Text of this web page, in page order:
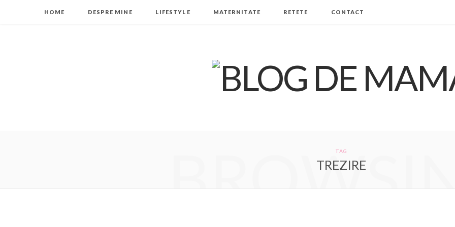
HOME DESPRE MINE LIFESTYLE MATERNITATE RETETE CONTACT
TAG
TREZIRE